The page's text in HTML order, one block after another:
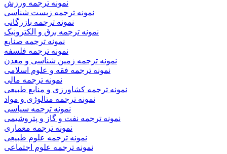
نمونه ترجمه ورزش
نمونه ترجمه زیست شناسی
نمونه ترجمه بازرگانی
نمونه ترجمه برق و الکترونیک
نمونه ترجمه صنایع
نمونه ترجمه فلسفه
نمونه ترجمه زمین شناسی و معدن
نمونه ترجمه فقه و علوم اسلامی
نمونه ترجمه مالی
نمونه ترجمه کشاورزی و منابع طبیعی
نمونه ترجمه متالوژی و مواد
نمونه ترجمه سیاسی
نمونه ترجمه نفت و گاز و پتروشیمی
نمونه ترجمه معماری
نمونه ترجمه علوم طبیعی
نمونه ترجمه علوم اجتماعی